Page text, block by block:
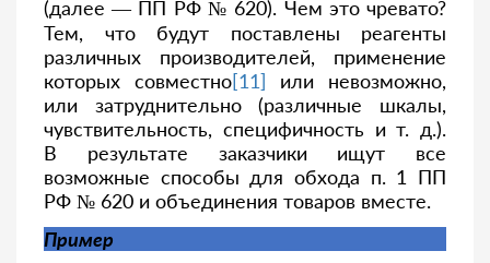
(далее — ПП РФ № 620). Чем это чревато?
Тем, что будут поставлены реагенты
различных производителей, применение
которых совместно[11] или невозможно,
или затруднительно (различные шкалы,
чувствительность, специфичность и т. д.).
В результате заказчики ищут все
возможные способы для обхода п. 1 ПП
РФ № 620 и объединения товаров вместе.
Пример